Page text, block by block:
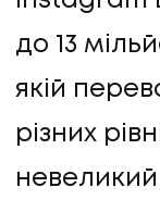
до 13
якій
різних